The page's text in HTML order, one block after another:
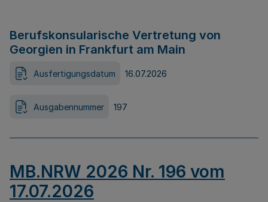
Berufskonsularische Vertretung von
Georgien in Frankfurt am Main
Ausfertigungsdatum 16.07.2026
Ausgabennummer 197
MB.NRW 2026 Nr. 196 vom
17.07.2026